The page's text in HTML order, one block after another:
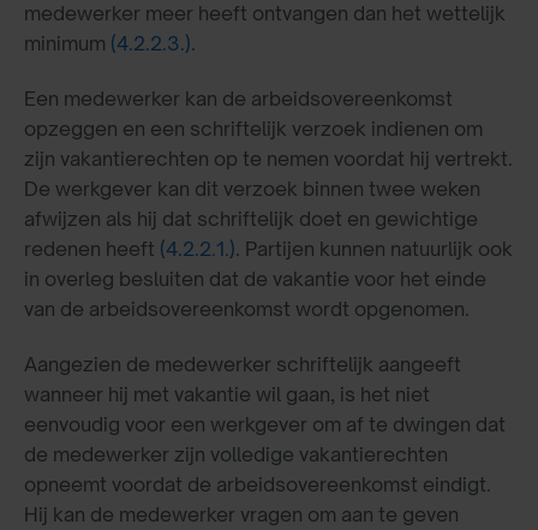
medewerker meer heeft ontvangen dan het wettelijk
minimum (4.2.2.3.).
Een medewerker kan de arbeidsovereenkomst
opzeggen en een schriftelijk verzoek indienen om
zijn vakantierechten op te nemen voordat hij vertrekt.
De werkgever kan dit verzoek binnen twee weken
afwijzen als hij dat schriftelijk doet en gewichtige
redenen heeft (4.2.2.1.). Partijen kunnen natuurlijk ook
in overleg besluiten dat de vakantie voor het einde
van de arbeidsovereenkomst wordt opgenomen.
Aangezien de medewerker schriftelijk aangeeft
wanneer hij met vakantie wil gaan, is het niet
eenvoudig voor een werkgever om af te dwingen dat
de medewerker zijn volledige vakantierechten
opneemt voordat de arbeidsovereenkomst eindigt.
Hij kan de medewerker vragen om aan te geven